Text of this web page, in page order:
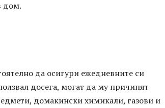
дом.
да осигури ежедневните си
досега, могат да му причинят
домакински химикали, газови и